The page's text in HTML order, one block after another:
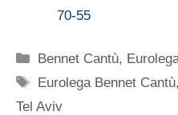
70-55
Categorie
Bennet Cantù,
Tag
Eurolega Bennet Cantù,
Tel Aviv